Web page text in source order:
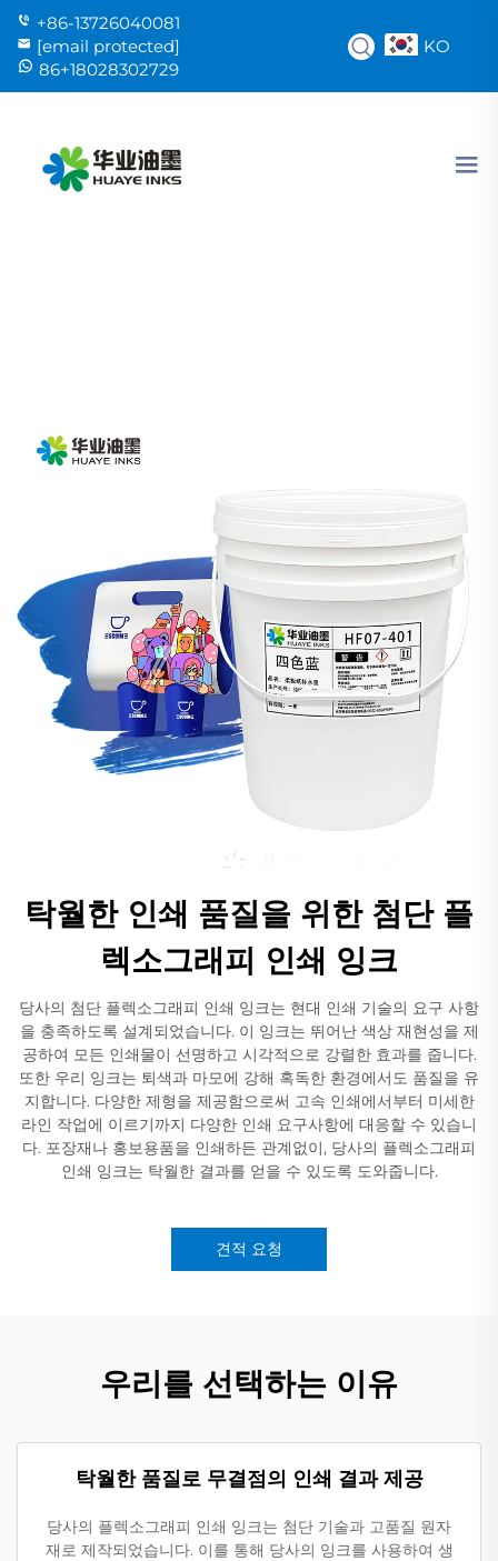
+86-13726040081
[email protected]
86+18028302729
KO
탁월한 인쇄 품질을 위한 첨단 플
렉소그래피 인쇄 잉크
당사의 첨단 플렉소그래피 인쇄 잉크는 현대 인쇄 기술의 요구 사항
을 충족하도록 설계되었습니다. 이 잉크는 뛰어난 색상 재현성을 제
공하여 모든 인쇄물이 선명하고 시각적으로 강렬한 효과를 줍니다.
또한 우리 잉크는 퇴색과 마모에 강해 혹독한 환경에서도 품질을 유
지합니다. 다양한 제형을 제공함으로써 고속 인쇄에서부터 미세한
라인 작업에 이르기까지 다양한 인쇄 요구사항에 대응할 수 있습니
다. 포장재나 홍보용품을 인쇄하든 관계없이, 당사의 플렉소그래피
인쇄 잉크는 탁월한 결과를 얻을 수 있도록 도와줍니다.
견적 요청
우리를 선택하는 이유
탁월한 품질로 무결점의 인쇄 결과 제공
당사의 플렉소그래피 인쇄 잉크는 첨단 기술과 고품질 원자
재로 제작되었습니다. 이를 통해 당사의 잉크를 사용하여 생